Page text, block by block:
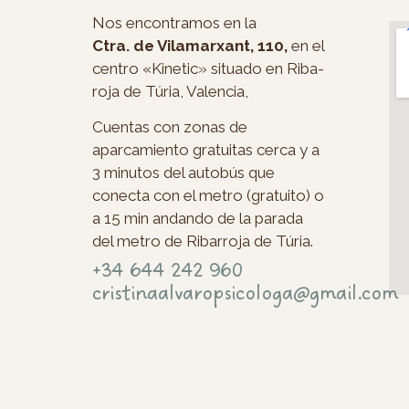
Nos encontramos en la
Ctra. de Vilamarxant, 110, en el
centro «Kinetic» situado en Riba-
roja de Túria, Valencia,
Cuentas con zonas de
aparcamiento gratuitas cerca y a
3 minutos del autobús que
conecta con el metro (gratuito) o
a 15 min andando de la parada
del metro de Ribarroja de Túria.
+34 644 242 960
cristinaalvaropsicologa@gmail.com